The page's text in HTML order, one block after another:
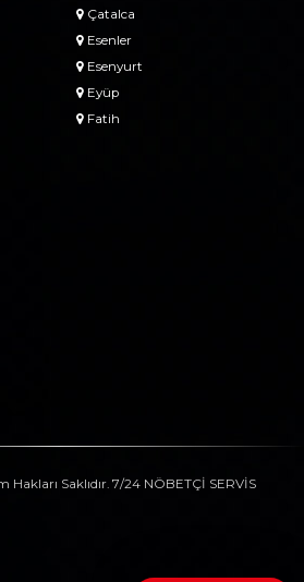
Çatalca
Esenler
Esenyurt
Eyüp
Fatih
Saklıdır. 7/24 NÖBETÇİ SERVİS